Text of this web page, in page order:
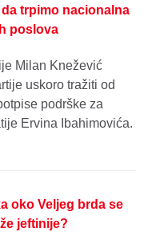
trpimo nacionalna
poslova
Milan Knežević
uskoro tražiti od
podrške za
Ervina Ibahimovića.
oko Veljeg brda se
jeftinije?